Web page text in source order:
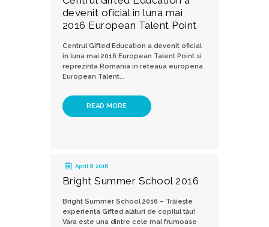
devenit oficial in luna mai
2016 European Talent Point
Centrul Gifted Education a devenit oficial
in luna mai 2016 European Talent Point si
reprezinta Romania in reteaua europena
European Talent...
READ MORE
April 8, 2016
Bright Summer School 2016
Bright Summer School 2016 – Trăieşte
experienţa Gifted alături de copilul tău!
Vara este una dintre cele mai frumoase